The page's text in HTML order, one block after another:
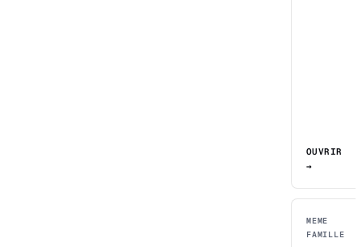
OUVRIR
→
MEME
FAMILLE